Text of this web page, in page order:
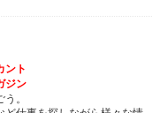
ン
。
仕事を探しながら様々な情